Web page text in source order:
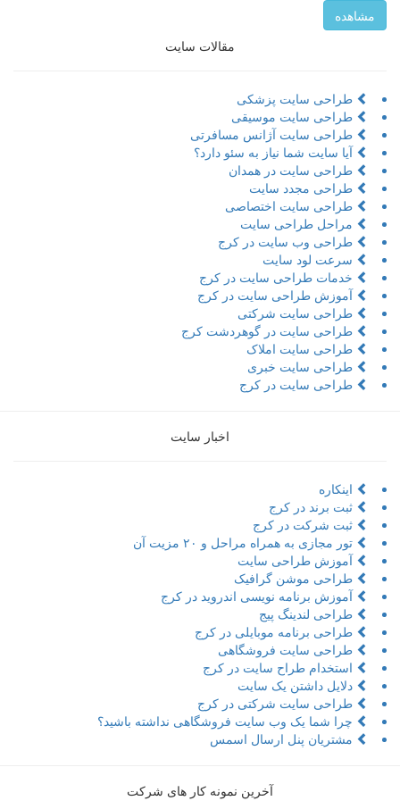
مشاهده
مقالات سایت
طراحی سایت پزشکی
طراحی سایت موسیقی
طراحی سایت آژانس مسافرتی
آیا سایت شما نیاز به سئو دارد؟
طراحی سایت در همدان
طراحی مجدد سایت
طراحی سایت اختصاصی
مراحل طراحی سایت
طراحی وب سایت در کرج
سرعت لود سایت
خدمات طراحی سایت در کرج
آموزش طراحی سایت در کرج
طراحی سایت شرکتی
طراحی سایت در گوهردشت کرج
طراحی سایت املاک
طراحی سایت خبری
طراحی سایت در کرج
اخبار سایت
اینکاره
ثبت برند در کرج
ثبت شرکت در کرج
تور مجازی به همراه مراحل و ۲۰ مزیت آن
آموزش طراحی سایت
طراحی موشن گرافیک
آموزش برنامه نویسی اندروید در کرج
طراحی لندینگ پیج
طراحی برنامه موبایلی در کرج
طراحی سایت فروشگاهی
استخدام طراح سایت در کرج
دلایل داشتن یک سایت
طراحی سایت شرکتی در کرج
چرا شما یک وب سایت فروشگاهی نداشته باشید؟
مشتریان پنل ارسال اسمس
آخرین نمونه کار های شرکت